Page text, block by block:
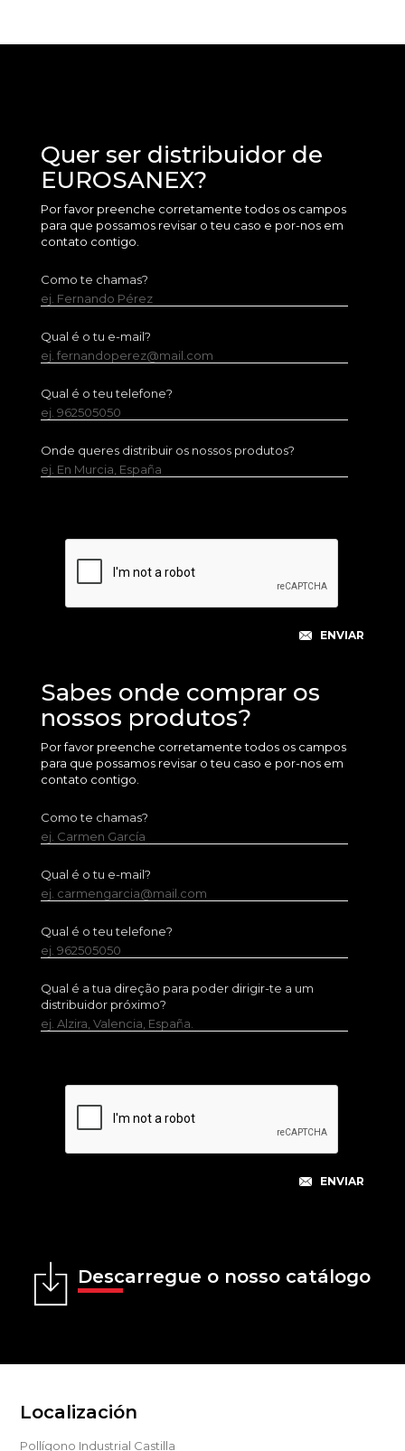
Quer ser distribuidor de
EUROSANEX?
Por favor preenche corretamente todos os campos
para que possamos revisar o teu caso e por-nos em
contato contigo.
Como te chamas?
ej. Fernando Pérez
Qual é o tu e-mail?
ej. fernandoperez@mail.com
Qual é o teu telefone?
ej. 962505050
Onde queres distribuir os nossos produtos?
ej. En Murcia, España
Sabes onde comprar os
nossos produtos?
Por favor preenche corretamente todos os campos
para que possamos revisar o teu caso e por-nos em
contato contigo.
Como te chamas?
ej. Carmen García
Qual é o tu e-mail?
ej. carmengarcia@mail.com
Qual é o teu telefone?
ej. 962505050
Qual é a tua direção para poder dirigir-te a um
distribuidor próximo?
ej. Alzira, Valencia, España.
Descarregue o nosso catálogo
Localización
Pollígono Industrial Castilla